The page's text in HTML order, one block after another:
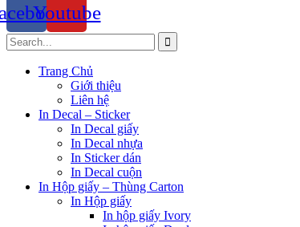
Youtube
Trang Chủ
Giới thiệu
Liên hệ
In Decal – Sticker
In Decal giấy
In Decal nhựa
In Sticker dán
In Decal cuộn
In Hộp giấy – Thùng Carton
In Hộp giấy
In hộp giấy Ivory